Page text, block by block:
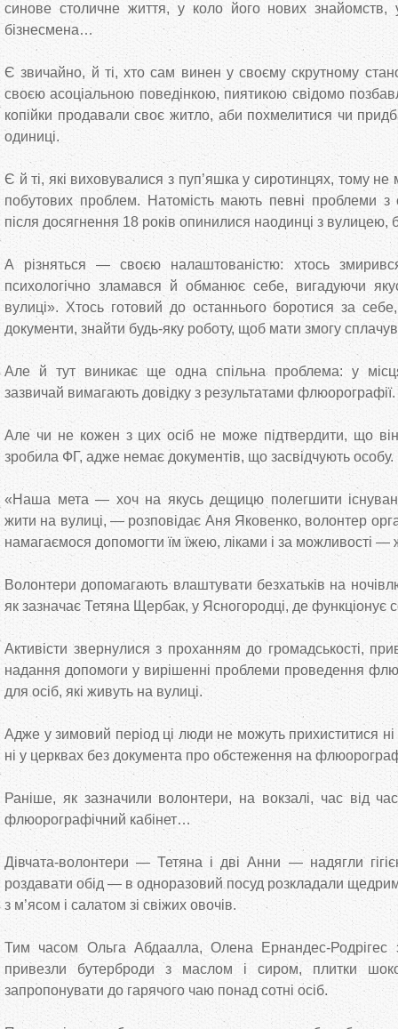
синове столичне життя, у коло його нових знайомств,
бізнесмена…
Є звичайно, й ті, хто сам винен у своєму скрутному
своєю асоціальною поведінкою, пиятикою свідомо
копійки продавали своє житло, аби похмелитися чи
одиниці.
Є й ті, які виховувалися з пуп’яшка у сиротинцях, тому
побутових проблем. Натомість мають певні проблеми з
після досягнення 18 років опинилися наодинці з
А різняться — своєю налаштованістю: хтось
психологічно зламався й обманює себе, вигадуючи
вулиці». Хтось готовий до останнього боротися за
документи, знайти будь-яку роботу, щоб мати змогу
Але й тут виникає ще одна спільна проблема: у
зазвичай вимагають довідку з результатами флюорографії.
Але чи не кожен з цих осіб не може підтвердити, що
зробила ФГ, адже немає документів, що засвідчують особу.
«Наша мета — хоч на якусь дещицю полегшити
жити на вулиці, — розповідає Аня Яковенко, волонтер
намагаємося допомогти їм їжею, ліками і за можливості —
Волонтери допомагають влаштувати безхатьків на
як зазначає Тетяна Щербак, у Ясногородці, де функціонує
Активісти звернулися з проханням до громадськості,
надання допомоги у вирішенні проблеми проведення
для осіб, які живуть на вулиці.
Адже у зимовий період ці люди не можуть прихиститися ні
ні у церквах без документа про обстеження на
Раніше, як зазначили волонтери, на вокзалі, час від
флюорографічний кабінет…
Дівчата-волонтери — Тетяна і дві Анни — надягли
роздавати обід — в одноразовий посуд розкладали
з м’ясом і салатом зі свіжих овочів.
Тим часом Ольга Абдаалла, Олена Ернандес-Родрігес
привезли бутерброди з маслом і сиром, плитки
запропонувати до гарячого чаю понад сотні осіб.